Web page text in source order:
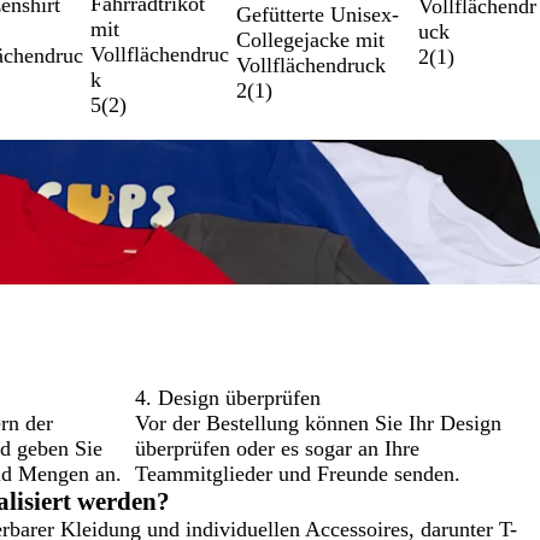
mit
Vollflächendruc
k
5(2)
Gefütterte Unisex-
Collegejacke mit
Vollflächendruck
2(1)
Vollflächendr
uck
2(1)
der
geben Sie
Mengen an.
4. Design überprüfen
Vor der Bestellung können Sie Ihr Design
überprüfen oder es sogar an Ihre
Teammitglieder und Freunde senden.
werden?
Kleidung und individuellen Accessoires, darunter T-